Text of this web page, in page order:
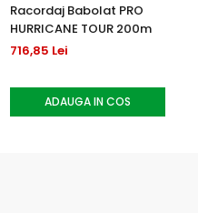
Racordaj Babolat PRO
HURRICANE TOUR 200m
716,85 Lei
ADAUGA IN COS